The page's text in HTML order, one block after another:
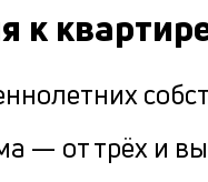
к
— от трёх и